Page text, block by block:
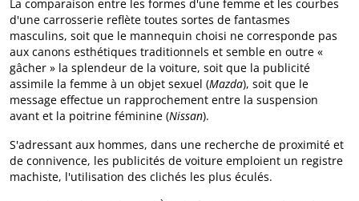
La comparaison entre les formes d'une femme et les courbes
d'une carrosserie reflète toutes sortes de fantasmes
masculins, soit que le mannequin choisi ne corresponde pas
aux canons esthétiques traditionnels et semble en outre «
gâcher » la splendeur de la voiture, soit que la publicité
assimile la femme à un objet sexuel (Mazda), soit que le
message effectue un rapprochement entre la suspension
avant et la poitrine féminine (Nissan).
S'adressant aux hommes, dans une recherche de proximité et
de connivence, les publicités de voiture emploient un registre
machiste, l'utilisation des clichés les plus éculés.